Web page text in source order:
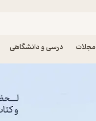
مجلات درسی و دانشگاهی